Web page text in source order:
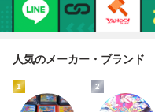
人気のメーカー・ブランド
1 2